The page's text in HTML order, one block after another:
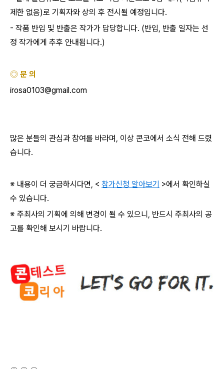
제한 없음)로 기획자와 상의 후 전시될 예정입니다.
- 작품 반입 및 반출은 작가가 담당합니다. (반입, 반출 일자는 선
정 작가에게 추후 안내됩니다.)
◎ 문 의
irosa0103@gmail.com
많은 분들의 관심과 참여를 바라며, 이상 콘코에서 소식 전해 드렸
습니다.
※ 내용이 더 궁금하시다면, < 참가신청 알아보기 >에서 확인하실
수 있습니다.
※ 주최사의 기획에 의해 변경이 될 수 있으니, 반드시 주최사의 공
고를 확인해 보시기 바랍니다.